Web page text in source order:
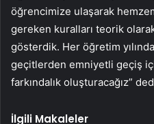
öğrencimize ulaşarak
gereken kuralları teorik
gösterdik. Her öğretim
geçitlerden emniyetli geçiş
farkındalık oluşturacağız”
İlgili Makaleler